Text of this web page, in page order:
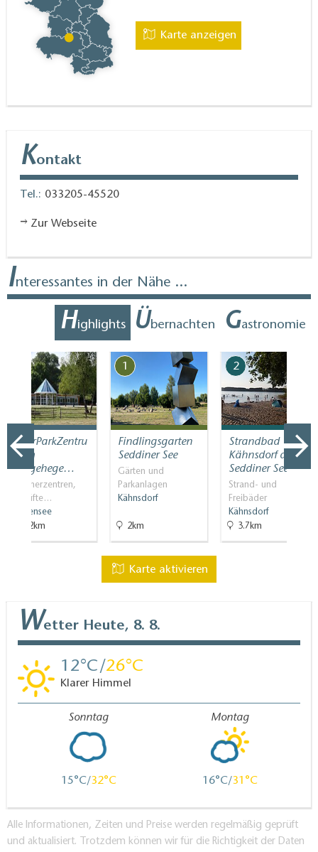
Karte anzeigen
Kontakt
Tel.: 033205-45520
Zur Webseite
Interessantes in der Nähe ...
Highlights Übernachten Gastronomie
NaturParkZentru
m am
Wildgehege…
Besucherzentren,
Geprüfte…
Blankensee
14.2km
1
Findlingsgarten
Seddiner See
Gärten und
Parkanlagen
Kähnsdorf
2km
2
Strandbad
Kähnsdorf am
Seddiner See
Strand- und
Freibäder
Kähnsdorf
3.7km
Karte aktivieren
Wetter Heute, 8. 8.
12 26
Klarer Himmel
Sonntag
15 32
Montag
16 31
Alle Informationen, Zeiten und Preise werden regelmäßig geprüft
und aktualisiert. Trotzdem können wir für die Richtigkeit der Daten